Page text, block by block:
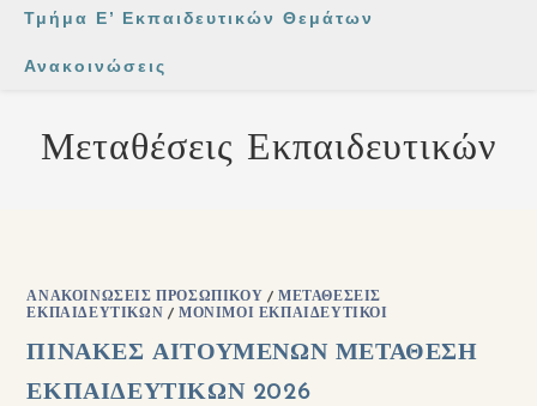
Τμήμα Ε’ Εκπαιδευτικών Θεμάτων
Ανακοινώσεις
Μεταθέσεις Εκπαιδευτικών
ΑΝΑΚΟΙΝΏΣΕΙΣ ΠΡΟΣΩΠΙΚΟΎ /ΜΕΤΑΘΈΣΕΙΣ
ΕΚΠΑΙΔΕΥΤΙΚΏΝ /ΜΌΝΙΜΟΙ ΕΚΠΑΙΔΕΥΤΙΚΟΊ
ΠΙΝΑΚΕΣ ΑΙΤΟΥΜΕΝΩΝ ΜΕΤΑΘΕΣΗ
ΕΚΠΑΙΔΕΥΤΙΚΩΝ 2026